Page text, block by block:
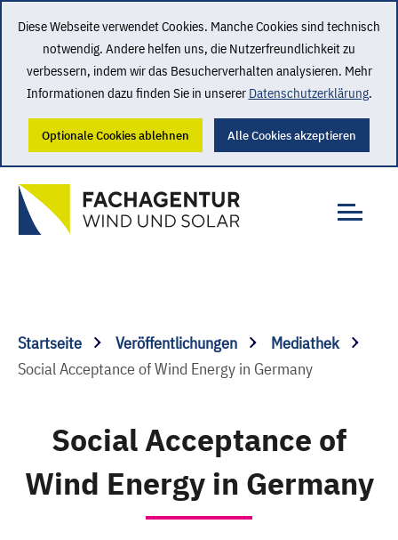
Diese Webseite verwendet Cookies. Manche Cookies sind technisch
notwendig. Andere helfen uns, die Nutzerfreundlichkeit zu
verbessern, indem wir das Besucherverhalten analysieren. Mehr
Informationen dazu finden Sie in unserer Datenschutzerklärung.
Optionale Cookies ablehnen Alle Cookies akzeptieren
Startseite Veröffentlichungen
Mediathek
Social Acceptance of Wind Energy in Germany
Social Acceptance of
Wind Energy in Germany